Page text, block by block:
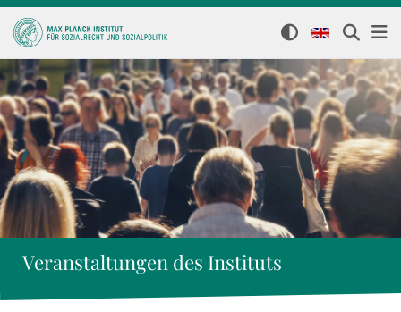
Veranstaltungen des Instituts